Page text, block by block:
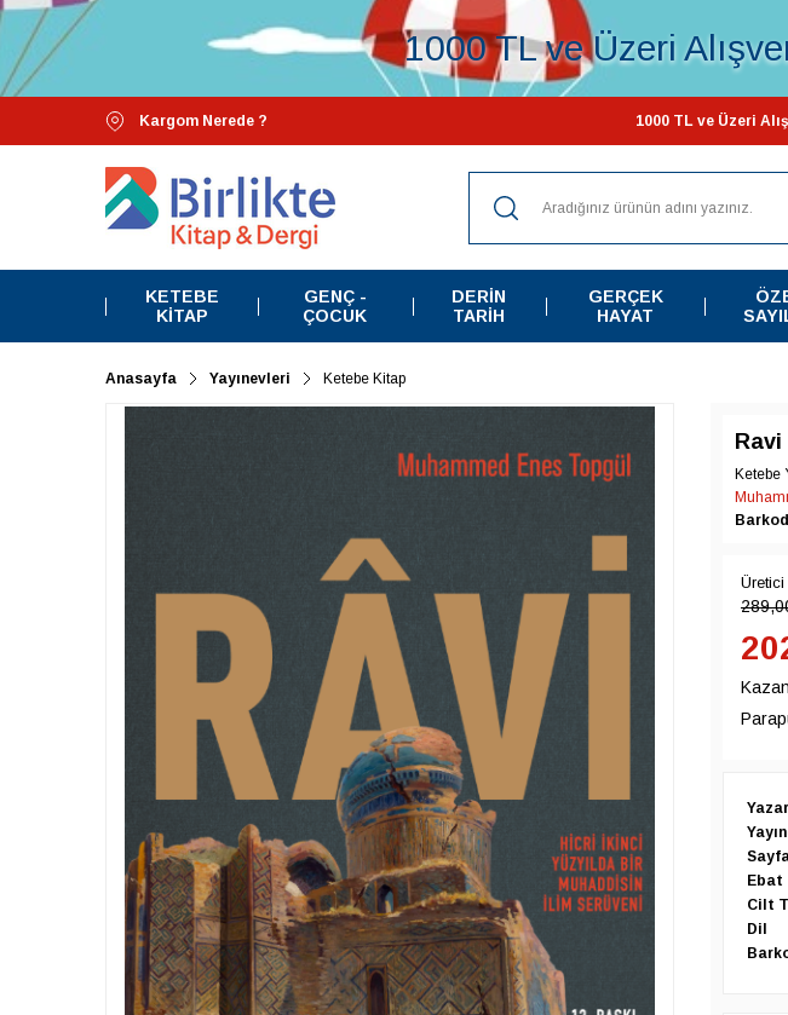
1000 TL ve Üzeri
Kargom Nerede ? 1000 TL ve Üzeri
KETEBE
KITAP
GENÇ -
ÇOCUK
DERIN
TARIH
GERÇEK
HAYAT
Anasayfa Yayınevleri Ketebe Kitap
Ravi
Ketebe
Üretici
Yazar
Ebat
Cilt
Dil